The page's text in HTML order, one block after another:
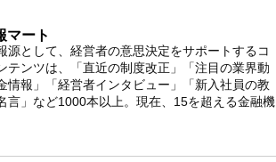
マート
源として、経営者の意思決定をサポートするコ
テンツは、「直近の制度改正」「注目の業界動
情報」「経営者インタビュー」「新入社員の教
言」など1000本以上。現在、15を超える金融機